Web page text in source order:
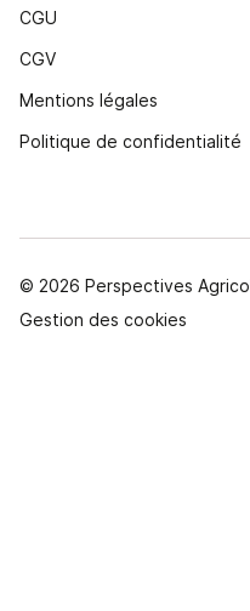
CGU
CGV
Mentions légales
Politique de confidentialité
© 2026 Perspectives
Gestion des cookies